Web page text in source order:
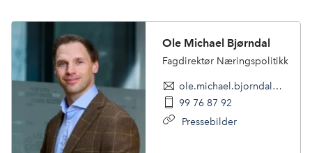
Ole Michael Bjørndal
Fagdirektør Næringspolitikk
ole.michael.bjorndal@nhoreiseliv.no
99 76 87 92
Pressebilder